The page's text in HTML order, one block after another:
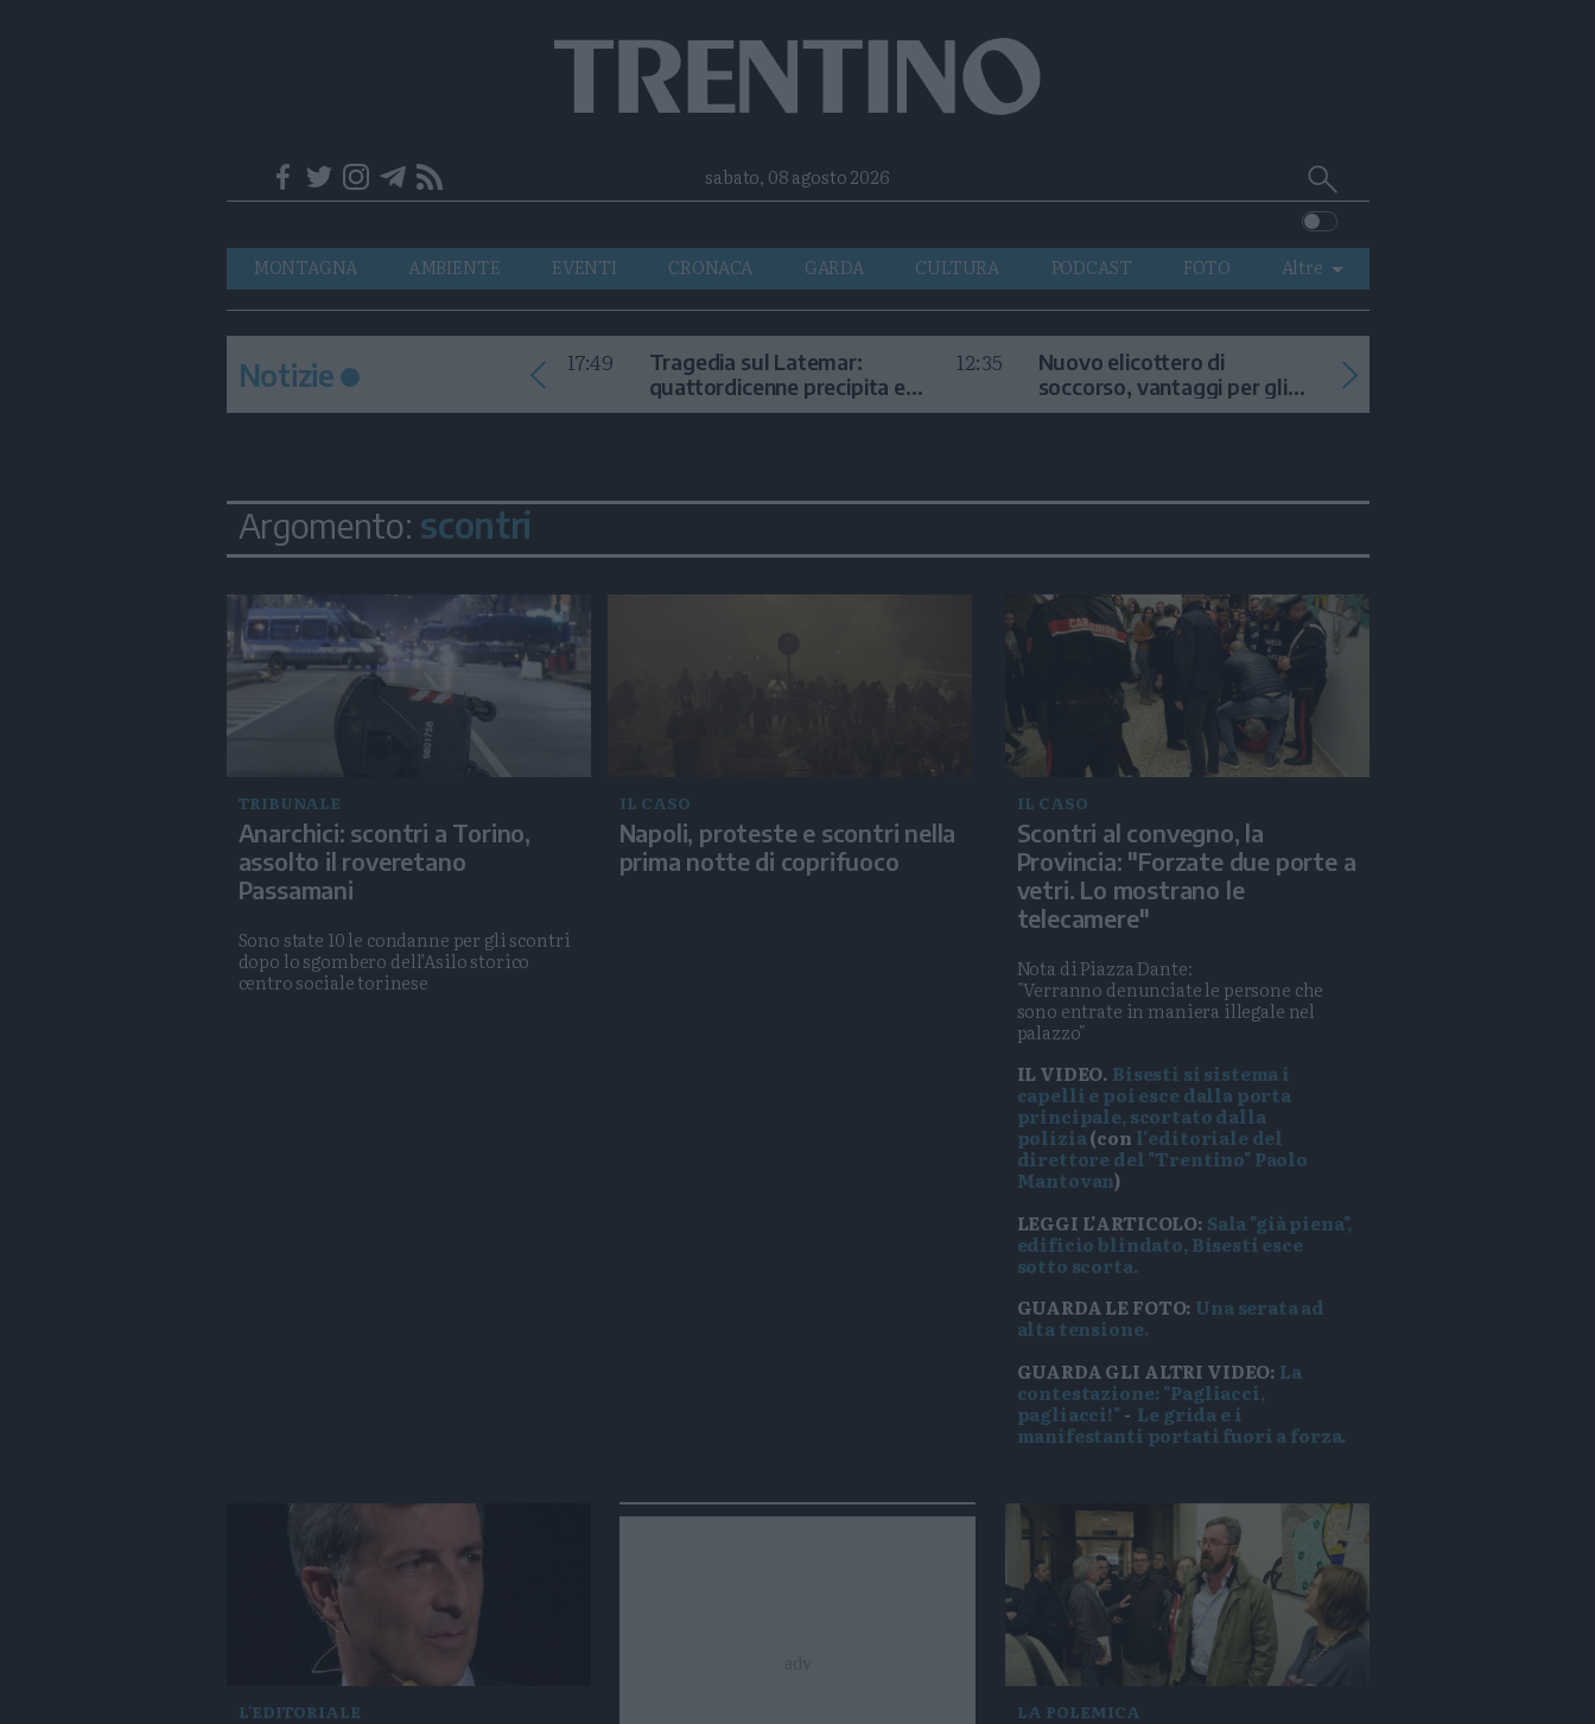
Telegram
RSSsabato, 08 agosto 2026 Cerca
su
Trentino
Navigazione
principale
MONTAGNA AMBIENTE EVENTI CRONACA GARDA CULTURA PODCAST FOTO
Altre
VIDEO
GENERAZIONI
ITALIA-MONDO
Notizie 17:49
Tragedia sul Latemar:
quattordicenne precipita e
muore
12:35
Nuovo elicottero di
soccorso, vantaggi per gli
interventi in alta quota
Argomento: scontri
TRIBUNALE
Anarchici: scontri a Torino,
assolto il roveretano
Passamani
Sono state 10 le condanne per gli scontri
dopo lo sgombero dell’Asilo storico
centro sociale torinese
IL CASO
Napoli, proteste e scontri nella
prima notte di coprifuoco
IL CASO
Scontri al convegno, la
Provincia: "Forzate due porte a
vetri. Lo mostrano le
telecamere"
Nota di Piazza Dante:
"Verranno denunciate le persone che
sono entrate in maniera illegale nel
palazzo"
IL VIDEO. Bisesti si sistema i
capelli e poi esce dalla porta
principale, scortato dalla
polizia(con l'editoriale del
direttore del "Trentino" Paolo
Mantovan)
LEGGI L'ARTICOLO: Sala "già piena",
edificio blindato, Bisesti esce
sotto scorta.
GUARDA LE FOTO: Una serata ad
alta tensione.
GUARDA GLI ALTRI VIDEO: La
contestazione: "Pagliacci,
pagliacci!" - Le grida e i
manifestanti portati fuori a forza.
L'EDITORIALE LA POLEMICA